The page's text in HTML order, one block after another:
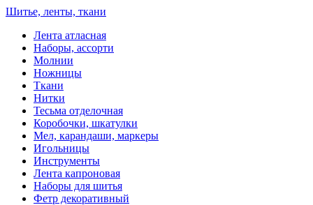
Шитье, ленты, ткани
Лента атласная
Наборы, ассорти
Молнии
Ножницы
Ткани
Нитки
Тесьма отделочная
Коробочки, шкатулки
Мел, карандаши, маркеры
Игольницы
Инструменты
Лента капроновая
Наборы для шитья
Фетр декоративный